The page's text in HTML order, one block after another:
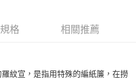
格 相關推薦
紋宣，是指用特殊的編紙簾，在撈